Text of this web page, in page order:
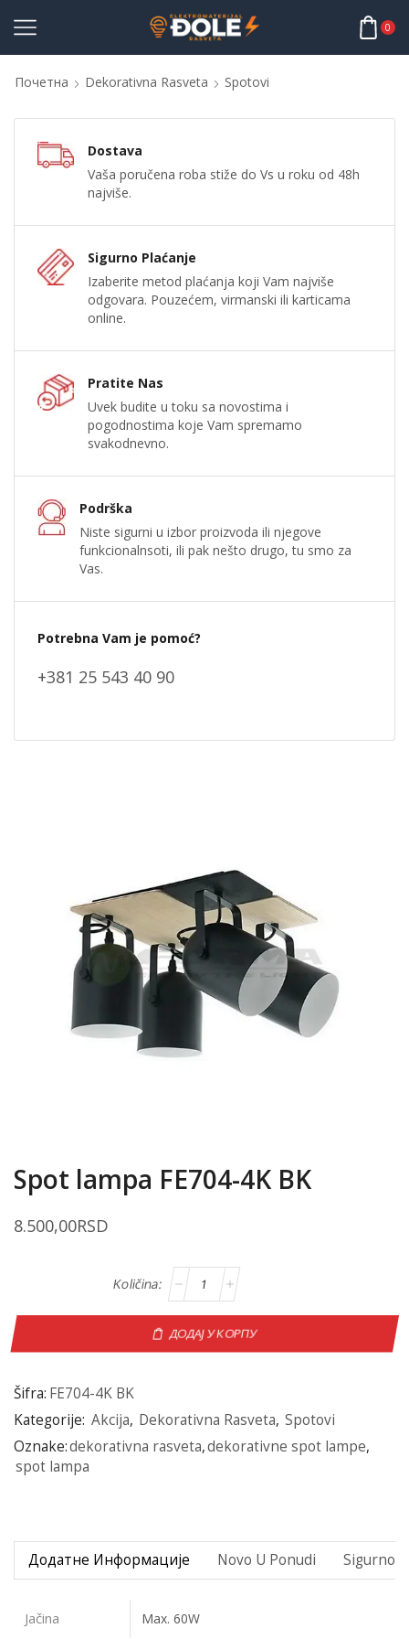
0
Почетна Dekorativna Rasveta Spotovi
Dostava
Vaša poručena roba stiže do Vs u roku od 48h
najviše.
Sigurno Plaćanje
Izaberite metod plaćanja koji Vam najviše
odgovara. Pouzećem, virmanski ili karticama
online.
Pratite Nas
Uvek budite u toku sa novostima i
pogodnostima koje Vam spremamo
svakodnevno.
Podrška
Niste sigurni u izbor proizvoda ili njegove
funkcionalnsoti, ili pak nešto drugo, tu smo za
Vas.
Potrebna Vam je pomoć?
+381 25 543 40 90
Spot lampa FE704-4K BK
8.500,00RSD
ДОДАЈ У КОРПУ
Šifra: FE704-4K BK
Kategorije: Akcija, Dekorativna Rasveta, Spotovi
Oznake:dekorativna rasveta,dekorativne spot lampe,
spot lampa
Додатне Информације Novo U Ponudi Sigurno
Jačina Max. 60W